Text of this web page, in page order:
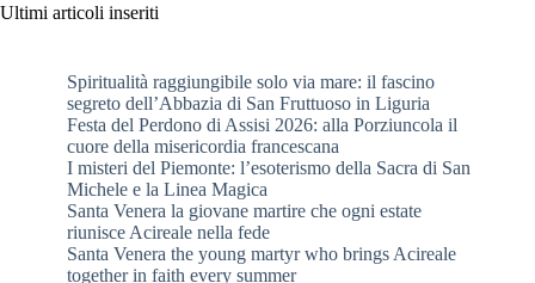
Ultimi articoli inseriti
Spiritualità raggiungibile solo via mare: il fascino
segreto dell’Abbazia di San Fruttuoso in Liguria
Festa del Perdono di Assisi 2026: alla Porziuncola il
cuore della misericordia francescana
I misteri del Piemonte: l’esoterismo della Sacra di San
Michele e la Linea Magica
Santa Venera la giovane martire che ogni estate
riunisce Acireale nella fede
Santa Venera the young martyr who brings Acireale
together in faith every summer